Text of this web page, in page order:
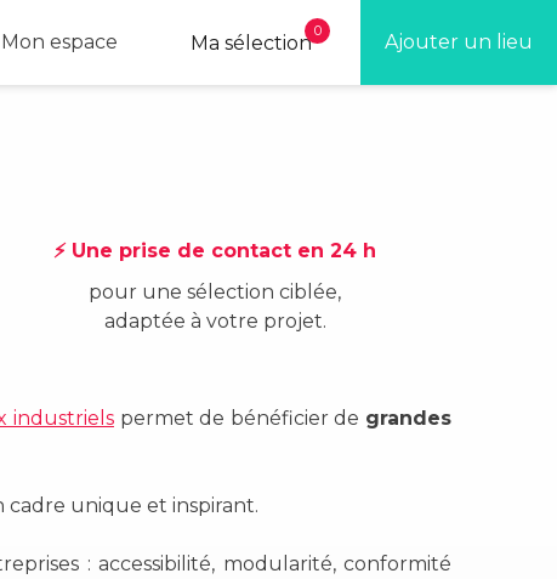
Ajouter un lieu
Ma sélection
0
Mon espace
⚡ Une prise de contact en 24 h
pour une sélection ciblée,
adaptée à votre projet.
industrielspermet de bénéficier de grandes
cadre unique et inspirant.
: accessibilité, modularité, conformité